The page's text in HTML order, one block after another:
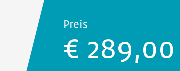
Preis
€ 289,00